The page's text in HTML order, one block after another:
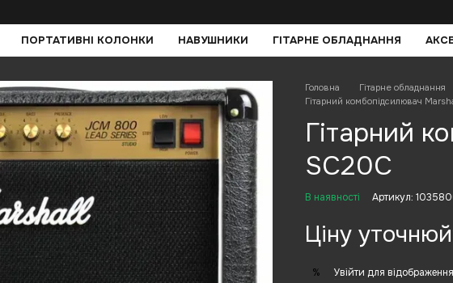
ПОРТАТИВНІ КОЛОНКИ НАВУШНИКИ ГІТАРНЕ ОБЛАДНАННЯ
Головна Гітарне обладнання
Гітарний комбопідсилювач
Гітарний
SC20С
В наявності Артикул:
Ціну
% Увійти для